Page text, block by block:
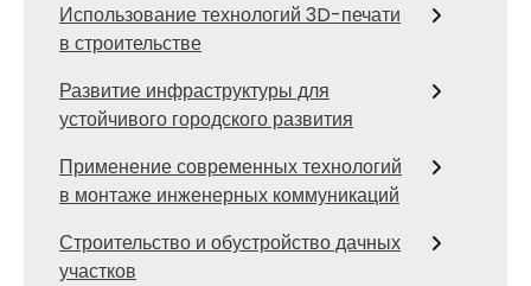
Использование технологий 3D-печати
в строительстве
Развитие инфраструктуры для
устойчивого городского развития
Применение современных технологий
в монтаже инженерных коммуникаций
Строительство и обустройство дачных
участков